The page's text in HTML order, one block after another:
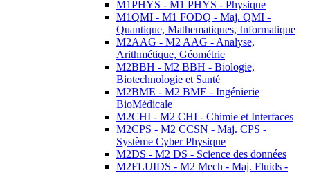
M1PHYS - M1 PHYS - Physique
M1QMI - M1 FODQ - Maj. QMI -
Quantique, Mathematiques, Informatique
M2AAG - M2 AAG - Analyse,
Arithmétique, Géométrie
M2BBH - M2 BBH - Biologie,
Biotechnologie et Santé
M2BME - M2 BME - Ingénierie
BioMédicale
M2CHI - M2 CHI - Chimie et Interfaces
M2CPS - M2 CCSN - Maj. CPS -
Système Cyber Physique
M2DS - M2 DS - Science des données
M2FLUIDS - M2 Mech - Maj. Fluids -